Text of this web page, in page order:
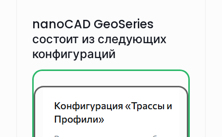
nanoCAD GeoSeries
состоит из следующих
конфигураций